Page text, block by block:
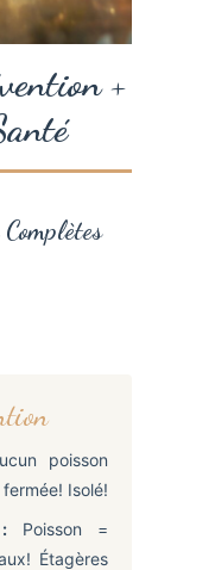
+
poisson
Isolé!
Poisson =
Étagères